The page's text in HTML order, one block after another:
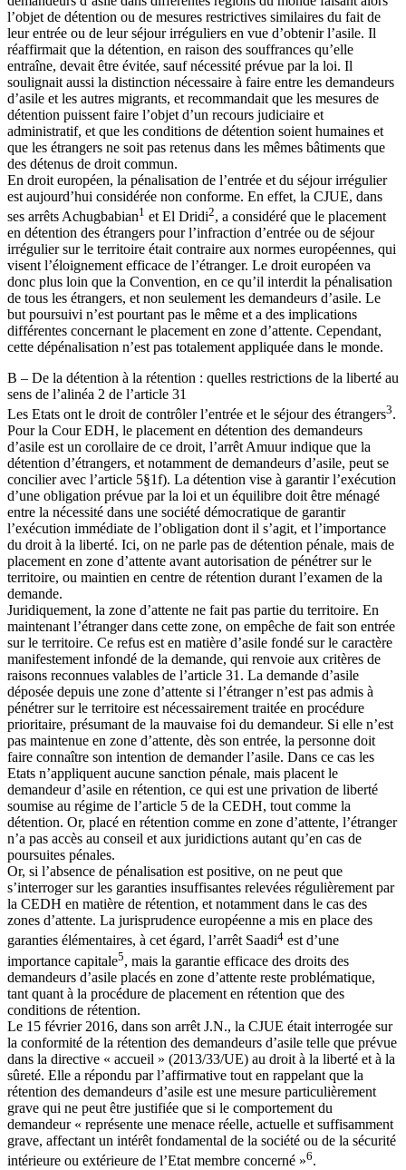
l’objet de détention ou de mesures restrictives similaires du fait de
leur entrée ou de leur séjour irréguliers en vue d’obtenir l’asile. Il
réaffirmait que la détention, en raison des souffrances qu’elle
entraîne, devait être évitée, sauf nécessité prévue par la loi. Il
soulignait aussi la distinction nécessaire à faire entre les demandeurs
d’asile et les autres migrants, et recommandait que les mesures de
détention puissent faire l’objet d’un recours judiciaire et
administratif, et que les conditions de détention soient humaines et
que les étrangers ne soit pas retenus dans les mêmes bâtiments que
des détenus de droit commun.
En droit européen, la pénalisation de l’entrée et du séjour irrégulier
est aujourd’hui considérée non conforme. En effet, la CJUE, dans
ses arrêts Achugbabian1 et El Dridi2, a considéré que le placement
en détention des étrangers pour l’infraction d’entrée ou de séjour
irrégulier sur le territoire était contraire aux normes européennes, qui
visent l’éloignement efficace de l’étranger. Le droit européen va
donc plus loin que la Convention, en ce qu’il interdit la pénalisation
de tous les étrangers, et non seulement les demandeurs d’asile. Le
but poursuivi n’est pourtant pas le même et a des implications
différentes concernant le placement en zone d’attente. Cependant,
cette dépénalisation n’est pas totalement appliquée dans le monde.
B – De la détention à la rétention : quelles restrictions de la liberté au
sens de l’alinéa 2 de l’article 31
Les Etats ont le droit de contrôler l’entrée et le séjour des étrangers3.
Pour la Cour EDH, le placement en détention des demandeurs
d’asile est un corollaire de ce droit, l’arrêt Amuur indique que la
détention d’étrangers, et notamment de demandeurs d’asile, peut se
concilier avec l’article 5§1f). La détention vise à garantir l’exécution
d’une obligation prévue par la loi et un équilibre doit être ménagé
entre la nécessité dans une société démocratique de garantir
l’exécution immédiate de l’obligation dont il s’agit, et l’importance
du droit à la liberté. Ici, on ne parle pas de détention pénale, mais de
placement en zone d’attente avant autorisation de pénétrer sur le
territoire, ou maintien en centre de rétention durant l’examen de la
demande.
Juridiquement, la zone d’attente ne fait pas partie du territoire. En
maintenant l’étranger dans cette zone, on empêche de fait son entrée
sur le territoire. Ce refus est en matière d’asile fondé sur le caractère
manifestement infondé de la demande, qui renvoie aux critères de
raisons reconnues valables de l’article 31. La demande d’asile
déposée depuis une zone d’attente si l’étranger n’est pas admis à
pénétrer sur le territoire est nécessairement traitée en procédure
prioritaire, présumant de la mauvaise foi du demandeur. Si elle n’est
pas maintenue en zone d’attente, dès son entrée, la personne doit
faire connaître son intention de demander l’asile. Dans ce cas les
Etats n’appliquent aucune sanction pénale, mais placent le
demandeur d’asile en rétention, ce qui est une privation de liberté
soumise au régime de l’article 5 de la CEDH, tout comme la
détention. Or, placé en rétention comme en zone d’attente, l’étranger
n’a pas accès au conseil et aux juridictions autant qu’en cas de
poursuites pénales.
Or, si l’absence de pénalisation est positive, on ne peut que
s’interroger sur les garanties insuffisantes relevées régulièrement par
la CEDH en matière de rétention, et notamment dans le cas des
zones d’attente. La jurisprudence européenne a mis en place des
garanties élémentaires, à cet égard, l’arrêt Saadi4 est d’une
importance capitale5, mais la garantie efficace des droits des
demandeurs d’asile placés en zone d’attente reste problématique,
tant quant à la procédure de placement en rétention que des
conditions de rétention.
Le 15 février 2016, dans son arrêt J.N., la CJUE était interrogée sur
la conformité de la rétention des demandeurs d’asile telle que prévue
dans la directive « accueil » (2013/33/UE) au droit à la liberté et à la
sûreté. Elle a répondu par l’affirmative tout en rappelant que la
rétention des demandeurs d’asile est une mesure particulièrement
grave qui ne peut être justifiée que si le comportement du
demandeur « représente une menace réelle, actuelle et suffisamment
grave, affectant un intérêt fondamental de la société ou de la sécurité
intérieure ou extérieure de l’Etat membre concerné »6.